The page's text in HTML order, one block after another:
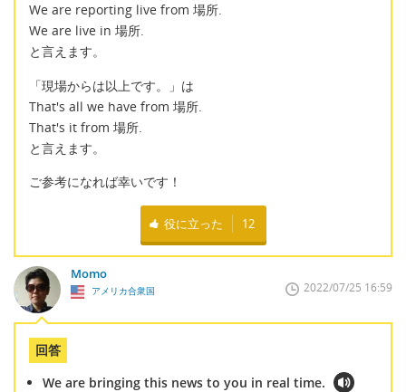
We are reporting live from 場所.
We are live in 場所.
と言えます。
「現場からは以上です。」は
That's all we have from 場所.
That's it from 場所.
と言えます。
ご参考になれば幸いです！
役に立った 12
Momo
アメリカ合衆国 2022/07/25 16:59
回答
We are bringing this news to you in real time.